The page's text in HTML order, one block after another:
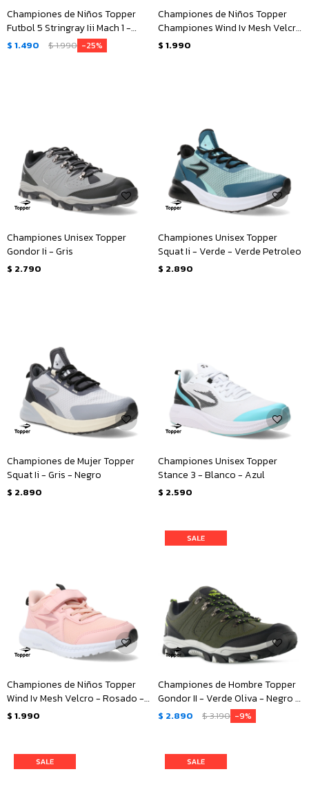
Championes de Niños Topper
Futbol 5 Stringray Iii Mach 1 -
Rosado - Negro
$ 1.490 $1.990 25
Championes de Niños Topper
Championes Wind Iv Mesh Velcro
- Gris - Negro
$ 1.990
Championes Unisex Topper
Gondor Ii - Gris
$ 2.790
Championes Unisex Topper
Squat Ii - Verde - Verde Petroleo
$ 2.890
Championes de Mujer Topper
Squat Ii - Gris - Negro
$ 2.890
Championes Unisex Topper
Stance 3 - Blanco - Azul
$ 2.590
Championes de Niños Topper
Wind Iv Mesh Velcro - Rosado -
Negro
$ 1.990
Championes de Hombre Topper
Gondor II - Verde Oliva - Negro -
Verde
$ 2.890 $3.190 9